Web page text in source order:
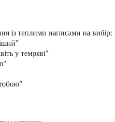
із теплими написами на вибір:
у темряві"